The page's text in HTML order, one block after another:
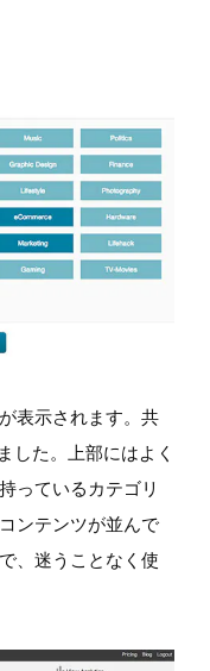
表示されます。共
した。上部にはよく
っているカテゴリ
ンテンツが並んで
、迷うことなく使